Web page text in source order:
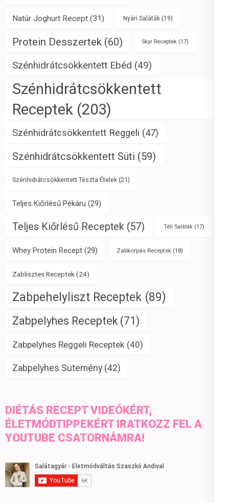
Natúr Joghurt Recept (31) Nyári Saláták (19)
Protein Desszertek (60) Skyr Receptek (17)
Szénhidrátcsökkentett Ebéd (49)
Szénhidrátcsökkentett
Receptek (203)
Szénhidrátcsökkentett Reggeli (47)
Szénhidrátcsökkentett Süti (59)
Szénhidrátcsökkentett Tészta Ételek (21)
Teljes Kiőrlésű Pékáru (29)
Teljes Kiőrlésű Receptek (57) Téli Saláták (17)
Whey Protein Recept (29) Zabkorpás Receptek (18)
Zablisztes Receptek(24)
Zabpehelyliszt Receptek (89)
Zabpelyhes Receptek (71)
Zabpelyhes Reggeli Receptek (40)
Zabpelyhes Sütemény (42)
DIÉTÁS RECEPT VIDEÓKÉRT,
ÉLETMÓDTIPPEKÉRT IRATKOZZ FEL A
YOUTUBE CSATORNÁMRA!